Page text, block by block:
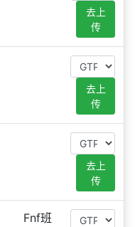
去上
传
去上
传
去上
传
Fnf班